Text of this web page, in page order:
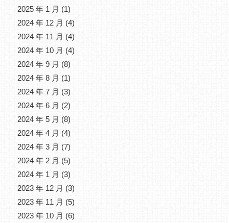
2025 年 1 月 (1)
2024 年 12 月 (4)
2024 年 11 月 (4)
2024 年 10 月 (4)
2024 年 9 月 (8)
2024 年 8 月 (1)
2024 年 7 月 (3)
2024 年 6 月 (2)
2024 年 5 月 (8)
2024 年 4 月 (4)
2024 年 3 月 (7)
2024 年 2 月 (5)
2024 年 1 月 (3)
2023 年 12 月 (3)
2023 年 11 月 (5)
2023 年 10 月 (6)